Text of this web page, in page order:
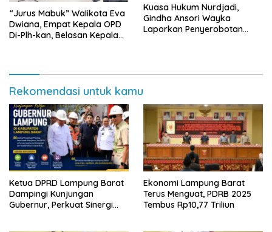
“Jurus Mabuk” Walikota Eva
Dwiana, Empat Kepala OPD
Di-Plh-kan, Belasan Kepala
Kuasa Hukum Nurdjadi,
Gindha Ansori Wayka
Laporkan Penyerobotan
Rekomendasi untuk kamu
Ketua DPRD Lampung Barat
Dampingi Kunjungan
Gubernur, Perkuat Sinergi
Ekonomi Lampung Barat
Terus Menguat, PDRB 2025
Tembus Rp10,77 Triliun